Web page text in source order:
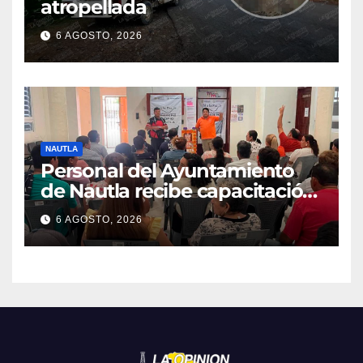
atropellada
6 AGOSTO, 2026
NAUTLA
Personal del Ayuntamiento
de Nautla recibe capacitación
en atención a emergencias
6 AGOSTO, 2026